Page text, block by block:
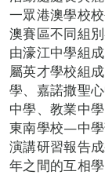
一眾港澳學校
澳賽區不同組
由濠江中學組
屬英才學校組
學、嘉諾撒聖
中學、教業中
東南學校—中學
演講研習報告
年之間的互相學